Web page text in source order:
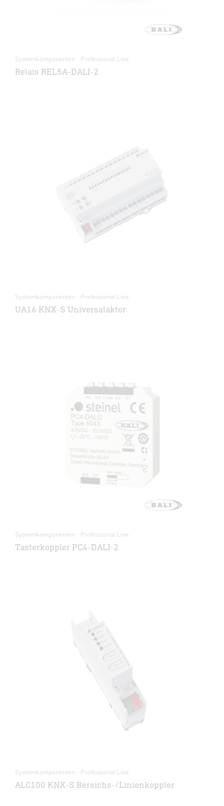
Systemkomponenten - Professional Line
Relais REL5A-DALI-2
Systemkomponenten - Professional Line
UA16 KNX-S Universalaktor
Systemkomponenten - Professional Line
Tasterkoppler PC4-DALI-2
Systemkomponenten - Professional Line
ALC100 KNX-S Bereichs-/Linienkoppler